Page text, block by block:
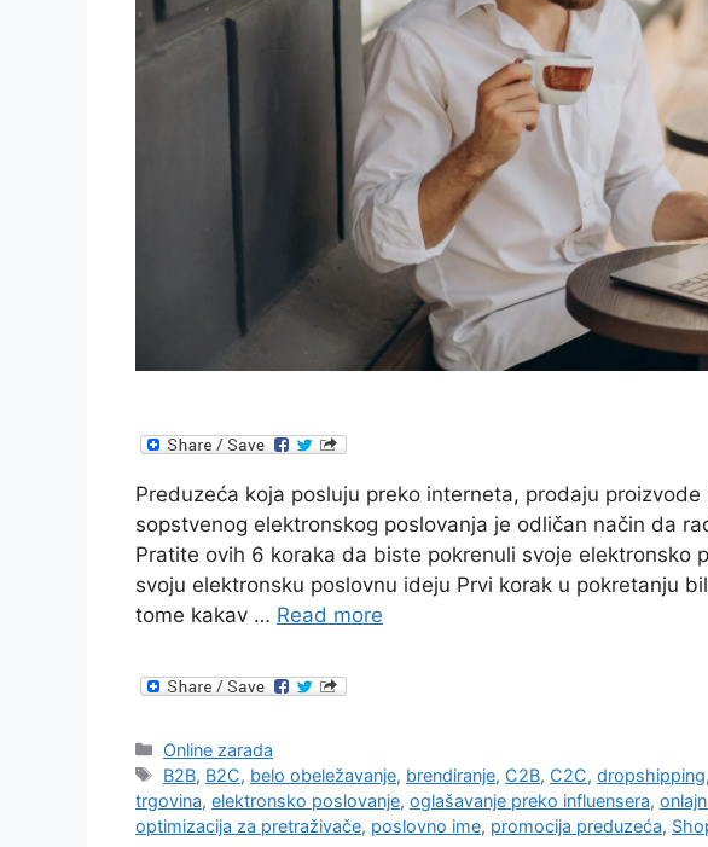
Preduzeća koja posluju preko interneta, prodaju
sopstvenog elektronskog poslovanja je odličan način da
Pratite ovih 6 koraka da biste pokrenuli svoje elektronsko
svoju elektronsku poslovnu ideju Prvi korak u pokretanju
tome kakav … Read more
Categories
Online zarada
Tags
B2B, B2C, belo obeležavanje, brendiranje, C2B, C2C,dropshipping
trgovina, elektronsko poslovanje, oglašavanje preko influensera,
optimizacija za pretraživače, poslovno ime, promocija preduzeća,